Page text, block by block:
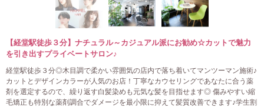
【経堂駅徒歩３分】ナチュラル～カジュアル派にお勧め☆カットで魅力
を引き出すプライベートサロン♪
経堂駅徒歩３分◎木目調で柔かい雰囲気の店内で落ち着いてマンツーマン施術♪
カットとデザインカラーが人気のお店！丁寧なカウセリングであなたに合う薬
剤を選定するので、繰り返す白髪染めも元気な髪を目指せます◎ 傷みやすい縮
毛矯正も特別な薬剤調合でダメージを最小限に抑えて髪質改善できます♪学生割